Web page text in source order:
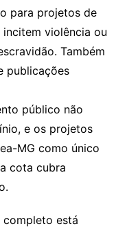
para projetos de
violência ou
Também
publicações
público não
e os projetos
MG como único
cota cubra
completo está